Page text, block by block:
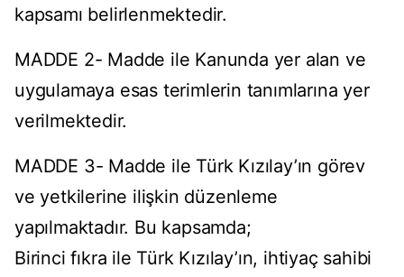
kapsamı belirlenmektedir.
MADDE 2- Madde ile Kanunda yer alan ve
uygulamaya esas terimlerin tanımlarına yer
verilmektedir.
MADDE 3- Madde ile Türk Kızılay’ın görev
ve yetkilerine ilişkin düzenleme
yapılmaktadır. Bu kapsamda;
Birinci fıkra ile Türk Kızılay’ın, ihtiyaç sahibi